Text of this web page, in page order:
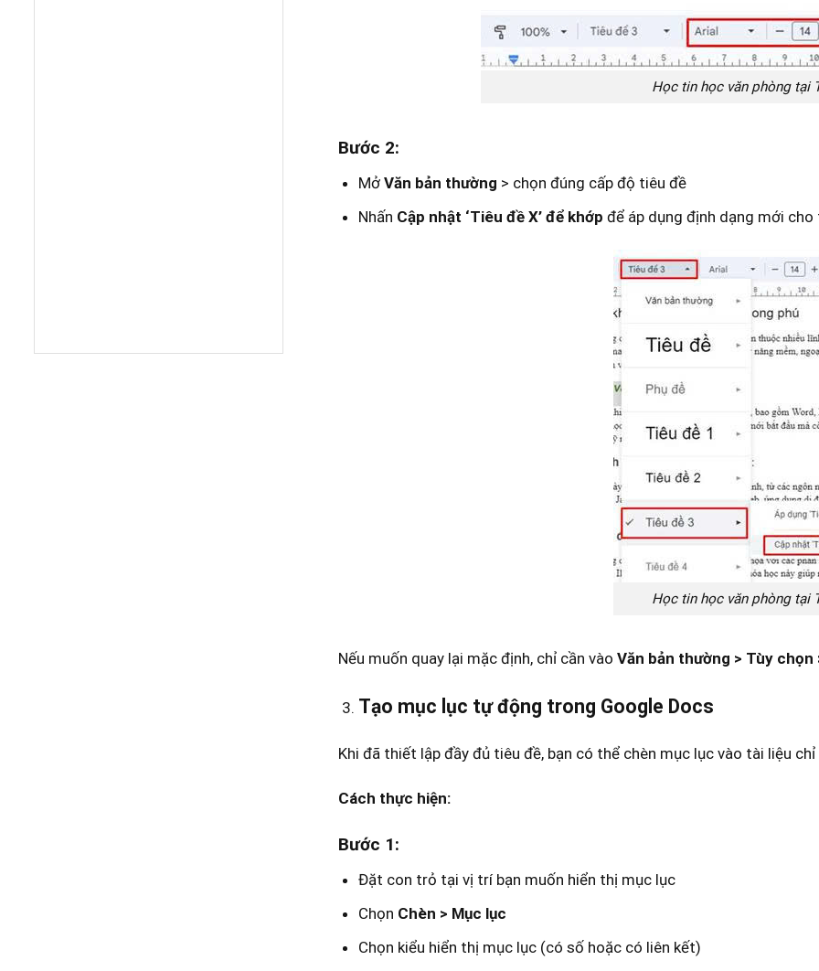
Học tin học văn phòng tại
Bước 2:
Mở Văn bản thường > chọn đúng cấp độ tiêu đề
Nhấn Cập nhật ‘Tiêu đề X’ để khớp để áp dụng định dạng mới
Học tin học văn phòng tại
Nếu muốn quay lại mặc định, chỉ cần vào Văn bản thường > Tùy chọn
Tạo mục lục tự động trong Google Docs
Khi đã thiết lập đầy đủ tiêu đề, bạn có thể chèn mục lục vào tài liệu
Cách thực hiện:
Bước 1:
Đặt con trỏ tại vị trí bạn muốn hiển thị mục lục
Chọn Chèn > Mục lục
Chọn kiểu hiển thị mục lục (có số hoặc có liên kết)